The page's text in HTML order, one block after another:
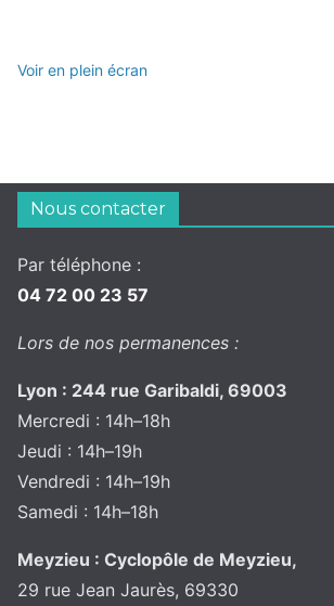
Voir en plein écran
Nous contacter
Par téléphone :
04 72 00 23 57
Lors de nos permanences :
Lyon : 244 rue Garibaldi, 69003
Mercredi : 14h–18h
Jeudi : 14h–19h
Vendredi : 14h–19h
Samedi : 14h–18h
Meyzieu : Cyclopôle de Meyzieu,
29 rue Jean Jaurès, 69330